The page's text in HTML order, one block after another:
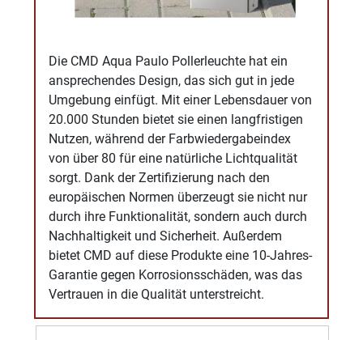
Die CMD Aqua Paulo Pollerleuchte hat ein
ansprechendes Design, das sich gut in jede
Umgebung einfügt. Mit einer Lebensdauer von
20.000 Stunden bietet sie einen langfristigen
Nutzen, während der Farbwiedergabeindex
von über 80 für eine natürliche Lichtqualität
sorgt. Dank der Zertifizierung nach den
europäischen Normen überzeugt sie nicht nur
durch ihre Funktionalität, sondern auch durch
Nachhaltigkeit und Sicherheit. Außerdem
bietet CMD auf diese Produkte eine 10-Jahres-
Garantie gegen Korrosionsschäden, was das
Vertrauen in die Qualität unterstreicht.